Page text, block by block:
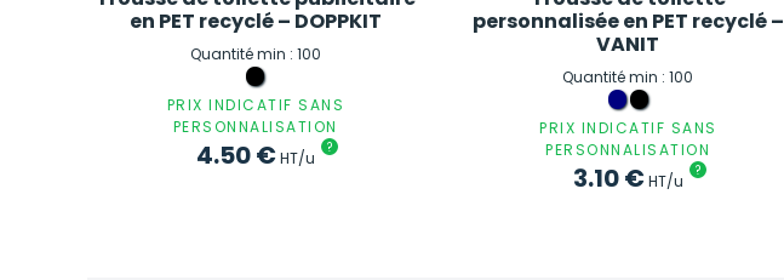
en PET recyclé – DOPPKIT
Quantité min : 100
PRIX INDICATIF SANS
PERSONNALISATION
4.50€HT/u
?
personnalisée en PET recyclé –
VANIT
Quantité min : 100
PRIX INDICATIF SANS
PERSONNALISATION
3.10€HT/u
?